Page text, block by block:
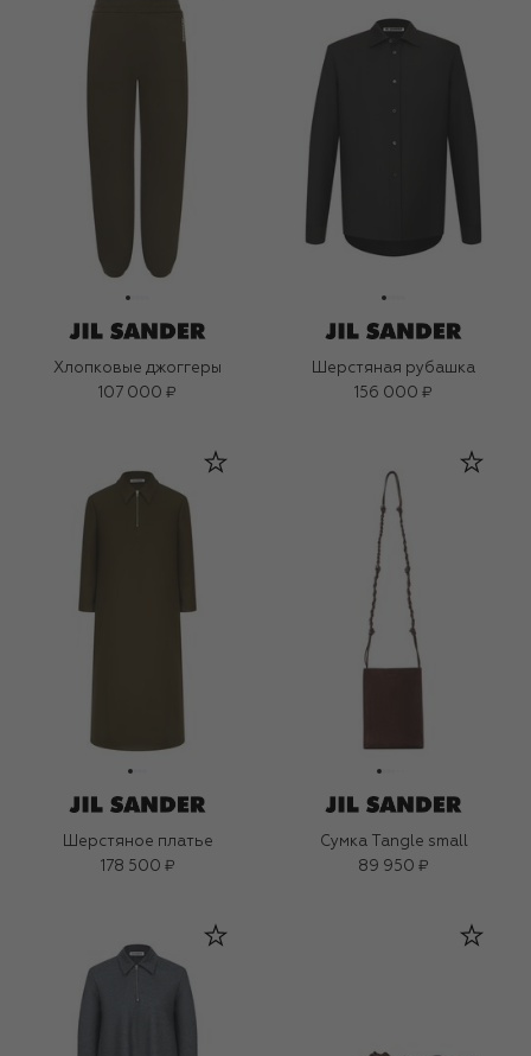
Хлопковые джоггеры
107 000 ₽
Шерстяная рубашка
156 000 ₽
Шерстяное платье
178 500 ₽
Сумка Tangle small
89 950 ₽